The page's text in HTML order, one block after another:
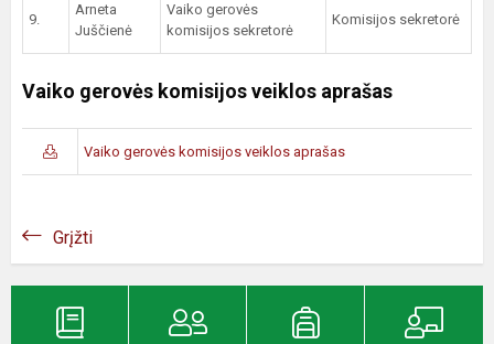
9.
Arneta
Juščienė
Vaiko gerovės
komisijos sekretorė
Komisijos sekretorė
Vaiko gerovės komisijos veiklos aprašas
Vaiko gerovės komisijos veiklos aprašas
Grįžti